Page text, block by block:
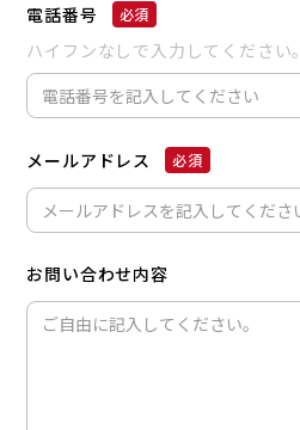
電話番号
ハイフンなしで入力してください。
メールアドレス
お問い合わせ内容